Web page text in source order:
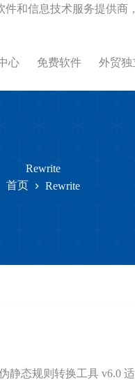
和信息技术服务提供商
心 免费软件 外贸独
Rewrite
首页
Rewrite
静态规则转换工具 v6.0